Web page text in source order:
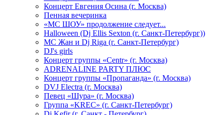
Концерт Евгения Осина (г. Москва)
Пенная вечеринка
«МС ШОУ» продолжение следует...
Halloween (Dj Ellis Sexton (г. Санкт-Петербург))
МС Жан и Dj Riga (г. Санкт-Петербург)
DJ's girls
Концерт группы «Centr» (г. Москва)
ADRENALINE PARTY ПЛЮС
Концерт группы «Пропаганда» (г. Москва)
DVJ Electra (г. Москва)
Певец «Шура» (г. Москва)
Группа «KREC» (г. Санкт-Петербург)